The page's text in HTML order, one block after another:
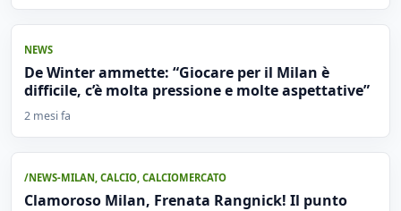
NEWS
De Winter ammette: “Giocare per il Milan è
difficile, c’è molta pressione e molte aspettative”
2 mesi fa
/NEWS-MILAN, CALCIO, CALCIOMERCATO
Clamoroso Milan, Frenata Rangnick! Il punto